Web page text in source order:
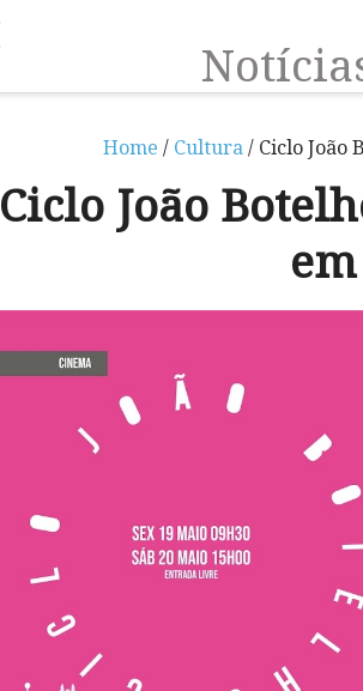
Home / Cultura/ Ciclo João
Ciclo João